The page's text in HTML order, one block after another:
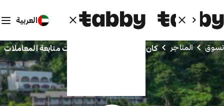
العربية
تسوق المتاجر كان أكسيس للهجرة وخدمات متابعة المعاملات